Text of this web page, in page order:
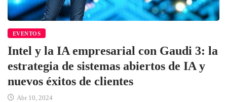
EVENTOS
Intel y la IA empresarial con Gaudi 3: la
estrategia de sistemas abiertos de IA y
nuevos éxitos de clientes
Abr 10, 2024